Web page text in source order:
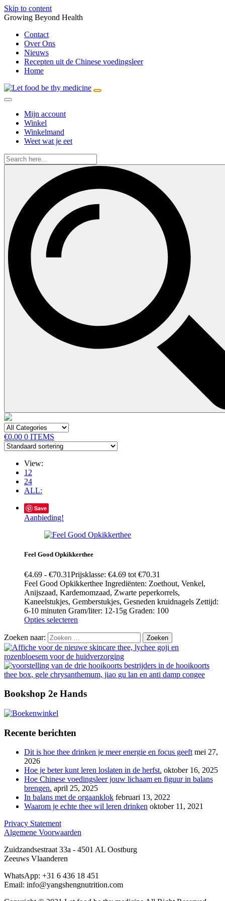
Skip to content
Growing Beyond Health
Contact
Over Ons
Nieuws
Recepten uit de Chinese voedingsleer
Home
Mijn account
Winkel
Winkelmand
Weet wat je eet
€0.00 0 ITEMS
View:
12
24
ALL:
Save
Aanbieding!
Feel Good Opkikkerthee
€4.69 - €70.31Prijsklasse: €4.69 tot €70.31
Feel Good Opkikkerthee Ingrediënten: Zoethout, Venkel,
Anijszaad, Kardemomzaad, Zwarte peperkorrels,
Kaneelstukjes, Gemberstukjes, Gesneden kruidnagels Zettijd:
6-10 minuten Gram/liter: 12-15g Graden: 100
Opties selecteren
Zoeken naar:
Bookshop 2e Hands
Recente berichten
Dit is hoe thee drinken je meer energie en focus geeft mei 27,
2026
Hoe je beter kunt leren loslaten in de herfst. oktober 16, 2025
Hoe Chinese voedingsleer jouw lichaam en figuur in balans
brengen. april 25, 2025
In balans met de orgaanklok februari 13, 2022
Waarom je echte thee wil leren drinken oktober 11, 2021
Privacy Statement
Algemene Voorwaarden
Zuidzandsestraat 33a - 4501 AL Oostburg
Zeeuws Vlaanderen
WhatsApp: +31 6 436 18 451
Email: info@yangshengnutrition.com